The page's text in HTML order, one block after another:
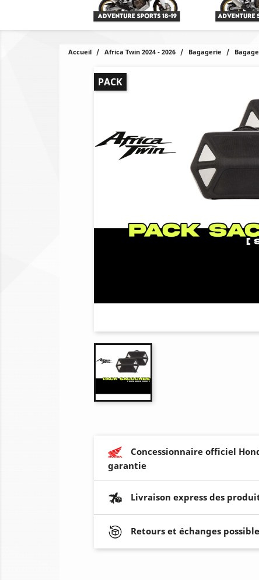
Accueil Africa Twin 2024 - 2026 Bagagerie
PACK
Concessionnaire officiel
garantie
Livraison express des
Retours et échanges